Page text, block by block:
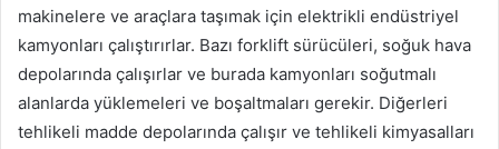
makinelere ve araçlara taşımak için elektrikli endüstriyel
kamyonları çalıştırırlar. Bazı forklift sürücüleri, soğuk hava
depolarında çalışırlar ve burada kamyonları soğutmalı
alanlarda yüklemeleri ve boşaltmaları gerekir. Diğerleri
tehlikeli madde depolarında çalışır ve tehlikeli kimyasalları